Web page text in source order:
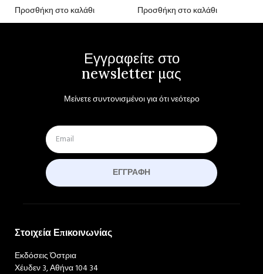
Προσθήκη στο καλάθι Προσθήκη στο καλάθι
Εγγραφείτε στο
newsletter μας
Μείνετε συντονισμένοι για ότι νεότερο
ΕΓΓΡΑΦΉ
Στοιχεία Επικοινωνίας
Εκδόσεις Όστρια
Χέυδεν 3, Αθήνα 104 34